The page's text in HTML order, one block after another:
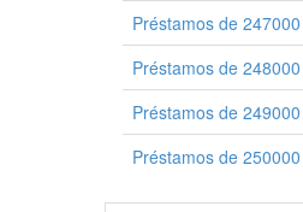
Préstamos de
Préstamos de
Préstamos de
Préstamos de